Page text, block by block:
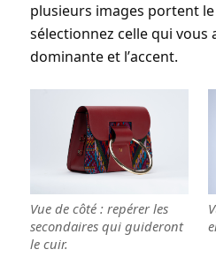
plusieurs images portent
sélectionnez celle qui vous
dominanteet l’accent.
Vue de côté : repérer les
secondaires qui guideront
le cuir.